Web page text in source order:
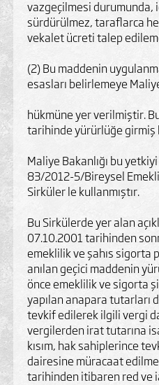
vazgeçilmesi durumunda,
sürdürülmez, taraflarca
vekalet ücreti talep
(2) Bu maddenin
esasları belirlemeye
hükmüne yer verilmiştir.
tarihinde yürürlüğe girmiş
Maliye Bakanlığı bu
83/2012-5/Bireysel
Sirküler le kullanmıştır.
Bu Sirkülerde yer alan
07.10.2001 tarihinden
emeklilik ve şahıs sigorta
anılan geçici maddenin
önce emeklilik ve sigorta
yapılan anapara tutarları
tevkif edilerek ilgili vergi
vergilerden irat tutarına
kısım, hak sahiplerince
dairesine müracaat
tarihinden itibaren red ve